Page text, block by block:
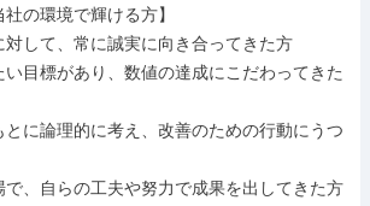
社の環境で輝ける方】
対して、常に誠実に向き合ってきた方
い目標があり、数値の達成にこだわってきた
とに論理的に考え、改善のための行動にうつ
で、自らの工夫や努力で成果を出してきた方